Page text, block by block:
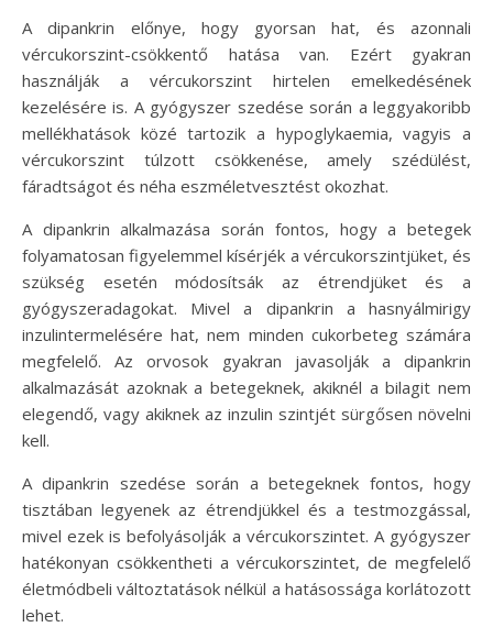
A dipankrin előnye, hogy gyorsan hat, és azonnali
vércukorszint-csökkentő hatása van. Ezért gyakran
használják a vércukorszint hirtelen emelkedésének
kezelésére is. A gyógyszer szedése során a leggyakoribb
mellékhatások közé tartozik a hypoglykaemia, vagyis a
vércukorszint túlzott csökkenése, amely szédülést,
fáradtságot és néha eszméletvesztést okozhat.
A dipankrin alkalmazása során fontos, hogy a betegek
folyamatosan figyelemmel kísérjék a vércukorszintjüket, és
szükség esetén módosítsák az étrendjüket és a
gyógyszeradagokat. Mivel a dipankrin a hasnyálmirigy
inzulintermelésére hat, nem minden cukorbeteg számára
megfelelő. Az orvosok gyakran javasolják a dipankrin
alkalmazását azoknak a betegeknek, akiknél a bilagit nem
elegendő, vagy akiknek az inzulin szintjét sürgősen növelni
kell.
A dipankrin szedése során a betegeknek fontos, hogy
tisztában legyenek az étrendjükkel és a testmozgással,
mivel ezek is befolyásolják a vércukorszintet. A gyógyszer
hatékonyan csökkentheti a vércukorszintet, de megfelelő
életmódbeli változtatások nélkül a hatásossága korlátozott
lehet.